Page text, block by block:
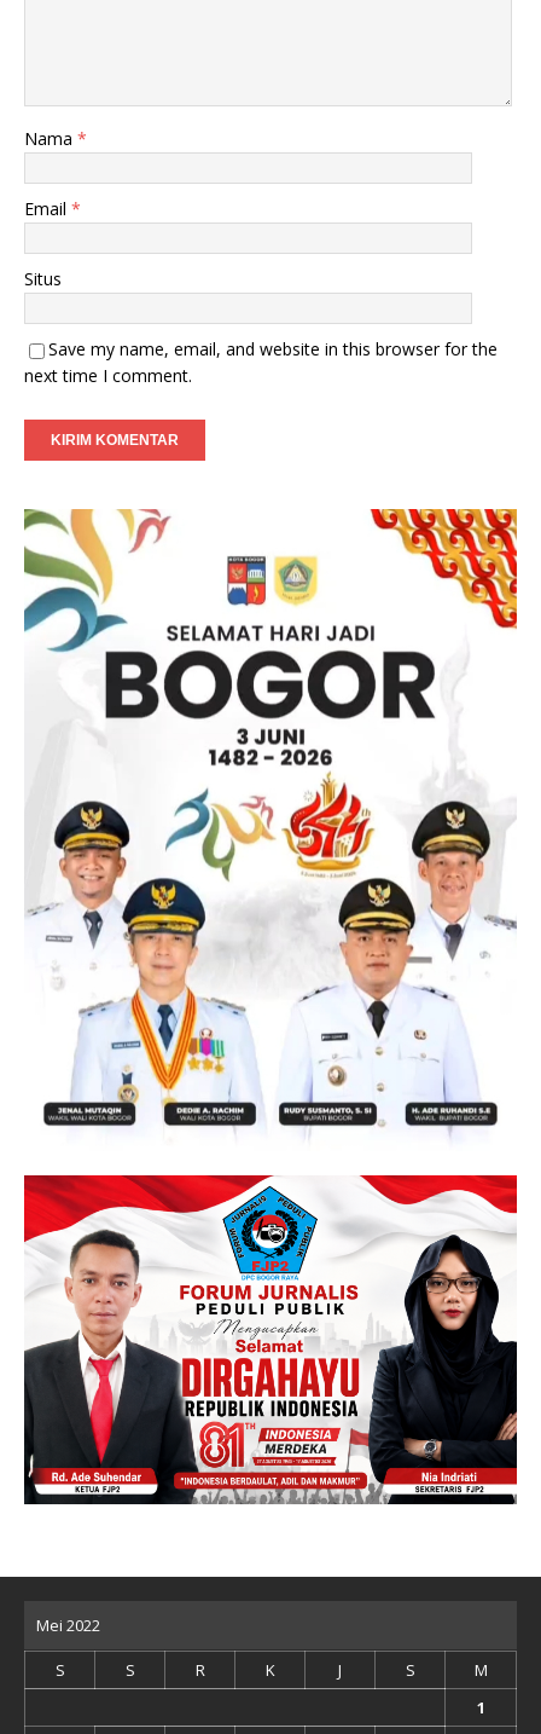
Nama *
Email *
Situs
Save my name, email, and website in this browser for the
next time I comment.
Mei 2022
S S R K J S
M
1